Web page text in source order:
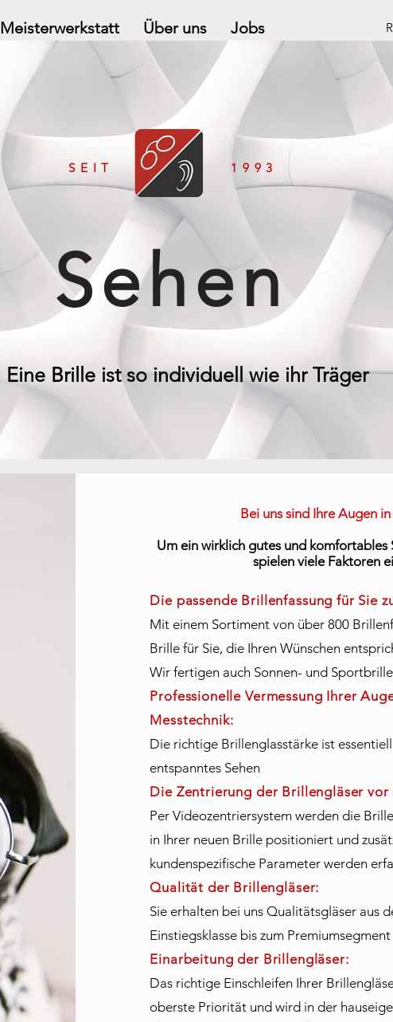
Meisterwerkstatt Über uns Jobs
SEIT 1993
Sehen
Eine Brille ist so individuell wie ihr Träger
Bei uns sind Ihre Augen
Um ein wirklich gutes und komfortables
spielen viele Faktoren
Die passende Brillenfassung für Sie
Mit einem Sortiment von über 800
Brille für Sie, die Ihren Wünschen
Wir fertigen auch Sonnen- und
Professionelle Vermessung Ihrer
Messtechnik:
Die richtige Brillenglasstärke ist
entspanntes Sehen
Die Zentrierung der Brillengläser vor
Per Videozentriersystem werden die
in Ihrer neuen Brille positioniert und
kundenspezifische Parameter werden
Qualität der Brillengläser:
Sie erhalten bei uns Qualitätsgläser aus
Einstiegsklasse bis zum Premiumsegment
Einarbeitung der Brillengläser:
Das richtige Einschleifen Ihrer
oberste Priorität und wird in der